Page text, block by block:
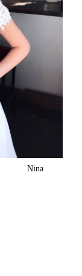
Nina